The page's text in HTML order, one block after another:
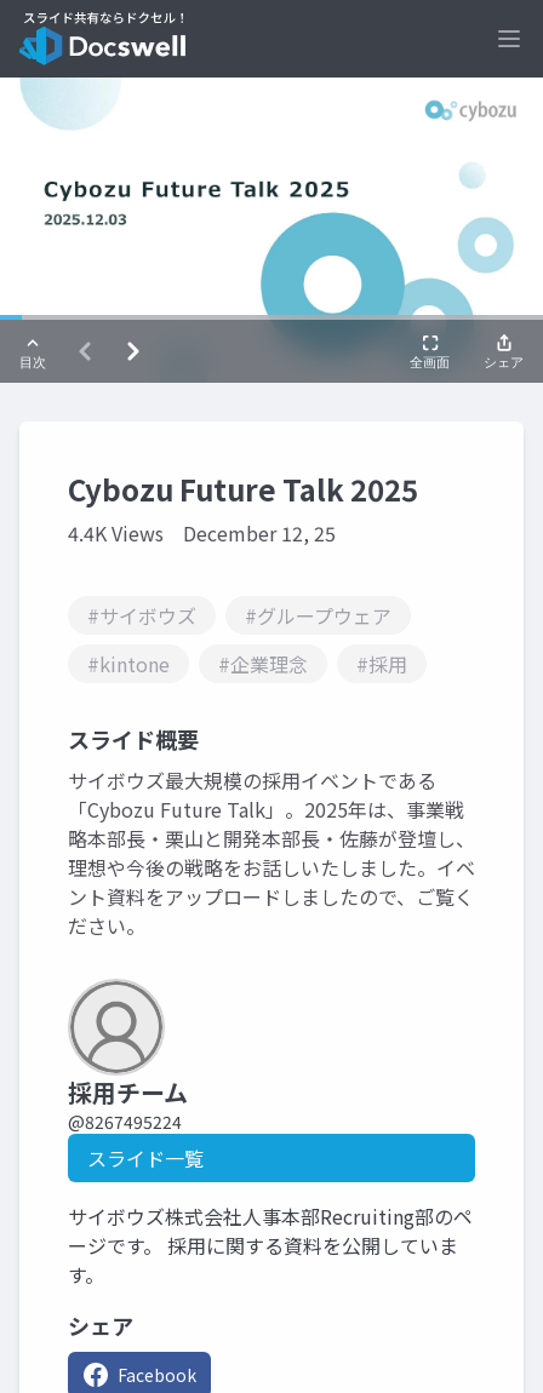
Cybozu Future Talk 2025
4.4K Views December 12, 25
#サイボウズ
#グループウェア
#kintone
#企業理念 #採用
スライド概要
サイボウズ最大規模の採用イベントである
「Cybozu Future Talk」。2025年は、事業戦
略本部長・栗山と開発本部長・佐藤が登壇し、
理想や今後の戦略をお話しいたしました。イベ
ント資料をアップロードしましたので、ご覧く
ださい。
採用チーム
@8267495224
スライド一覧
サイボウズ株式会社人事本部Recruiting部のペ
ージです。 採用に関する資料を公開していま
す。
シェア
Facebook